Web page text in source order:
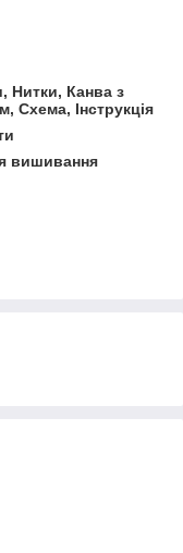
Нитки, Канва з
Схема, Інструкція
вишивання